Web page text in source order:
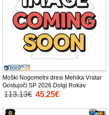
Moški Nogometni dresi Mehika Vratar
Gostujoči SP 2026 Dolgi Rokav
113.13€ 45.25€